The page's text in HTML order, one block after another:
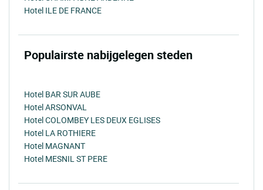
Hotel ILE DE FRANCE
Populairste nabijgelegen steden
Hotel BAR SUR AUBE
Hotel ARSONVAL
Hotel COLOMBEY LES DEUX EGLISES
Hotel LA ROTHIERE
Hotel MAGNANT
Hotel MESNIL ST PERE